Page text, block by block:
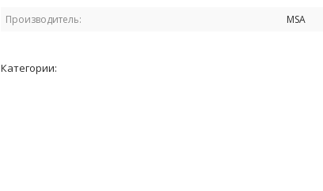
Производитель: MSA
Категории: